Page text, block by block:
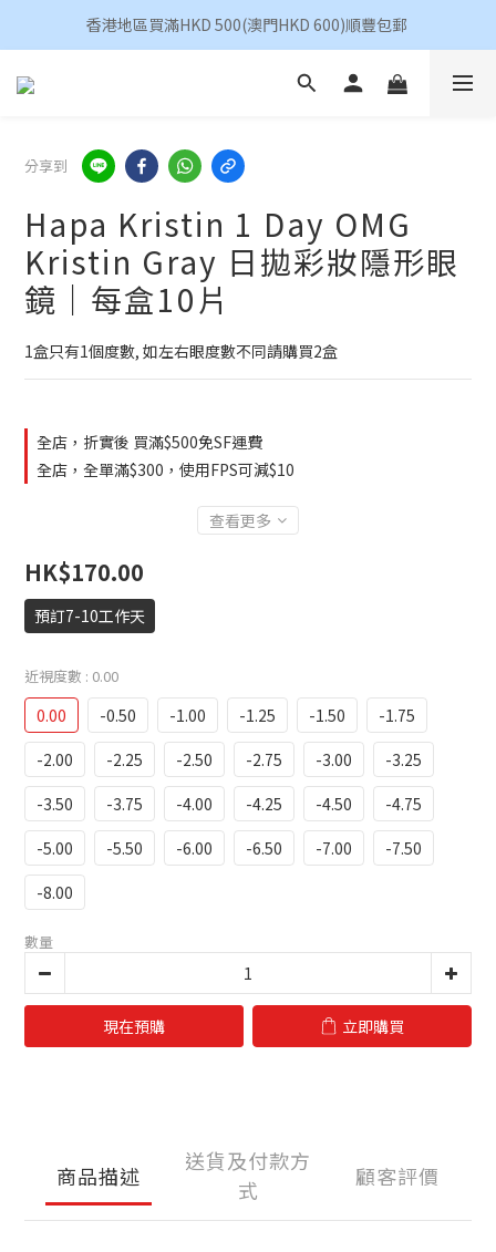
香港地區買滿HKD 500(澳門HKD 600)順豐包郵
香港地區買滿HKD 500(澳門HKD 600)順豐包郵
昆凌 Quinlivan 日拋 任選 $360/4盒
分享到
Hapa Kristin 1 Day OMG
Kristin Gray 日拋彩妝隱形眼
鏡｜每盒10片
1盒只有1個度數, 如左右眼度數不同請購買2盒
全店，折實後 買滿$500免SF運費
全店，全單滿$300，使用FPS可減$10
查看更多
HK$170.00
預訂7-10工作天
近視度數 : 0.00
0.00 -0.50 -1.00 -1.25 -1.50
-1.75
-2.00
-2.25 -2.50 -2.75 -3.00
-3.25
-3.50
-3.75 -4.00 -4.25 -4.50
-4.75
-5.00
-5.50 -6.00 -6.50 -7.00
-7.50
-8.00
數量
現在預購 立即購買
商品描述
送貨及付款方
式
顧客評價